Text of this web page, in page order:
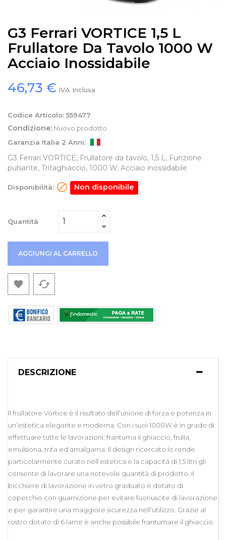
G3 Ferrari VORTICE 1,5 L
Frullatore Da Tavolo 1000 W
Acciaio Inossidabile
46,73 € IVA Inclusa
Codice Articolo: 559477
Condizione: Nuovo prodotto
Garanzia Italia 2 Anni:
G3 Ferrari VORTICE, Frullatore da tavolo, 1,5 L, Funzione
pulsante, Tritaghiaccio, 1000 W, Acciaio inossidabile
Disponibilità:  Non disponibile
Quantità
AGGIUNGI AL CARRELLO
 cached
DESCRIZIONE
Il frullatore Vortice è il risultato dell’unione di forza e potenza in
un’estetica elegante e moderna. Con i suoi 1000W è in grado di
effettuare tutte le lavorazioni: frantuma il ghiaccio, frulla,
emulsiona, trita ed amalgama. Il design ricercato lo rende
particolarmente curato nell’estetica e la capacità di 1,5 litri gli
consente di lavorare una notevole quantità di prodotto. Il
bicchiere di lavorazione in vetro graduato è dotato di
coperchio con guarnizione per evitare fuoriuscite di lavorazione
e per garantire una maggiore sicurezza nell’utilizzo. Grazie al
rostro dotato di 6 lame è anche possibile frantumare il ghiaccio.